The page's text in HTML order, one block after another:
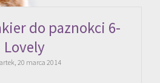
do paznokci 6-
Lovely
20 marca 2014